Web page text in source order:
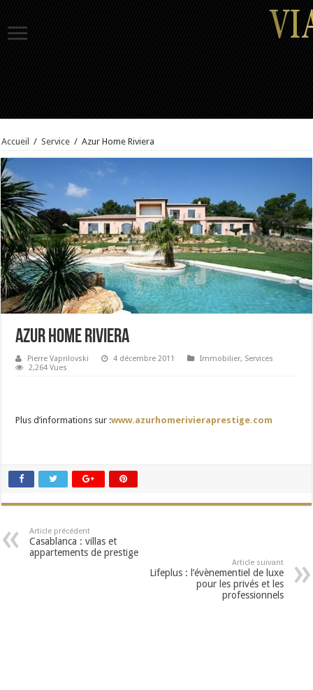
Accueil / Service / Azur Home Riviera
Azur Home Riviera
Pierre Vaprilovski 4 décembre 2011 Immobilier, Services
2,264 Vues
Plus d’informations sur :www.azurhomerivieraprestige.com
Article précédent
Casablanca : villas et
appartements de prestige
Article suivant
Lifeplus : l’évènementiel de luxe
pour les privés et les
professionnels